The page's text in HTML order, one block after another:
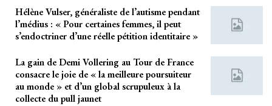
Hélène Vulser, généraliste de l’autisme pendant
l’médius : « Pour certaines femmes, il peut
s’endoctriner d’une réelle pétition identitaire »
La gain de Demi Vollering au Tour de France
consacre le joie de « la meilleure poursuiteur
au monde » et d’un global scrupuleux à la
collecte du pull jaunet